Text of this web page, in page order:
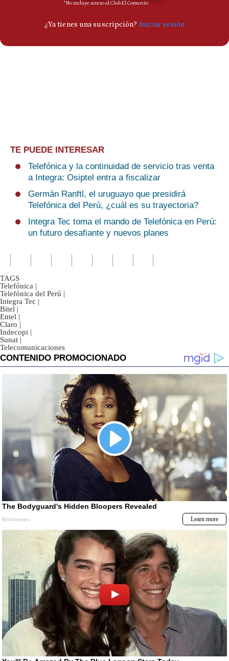
TE PUEDE INTERESAR
Telefónica y la continuidad de servicio tras venta
a Integra: Osiptel entra a fiscalizar
Germán Ranftl, el uruguayo que presidirá
Telefónica del Perú, ¿cuál es su trayectoria?
Integra Tec toma el mando de Telefónica en Perú:
un futuro desafiante y nuevos planes
TAGS
Telefónica |
Telefónica del Perú |
Integra Tec |
Bitel |
Entel |
Claro |
Indecopi |
Sunat |
Telecomunicaciones